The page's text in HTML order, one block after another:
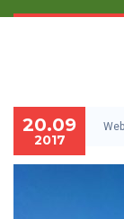
20.09
2017